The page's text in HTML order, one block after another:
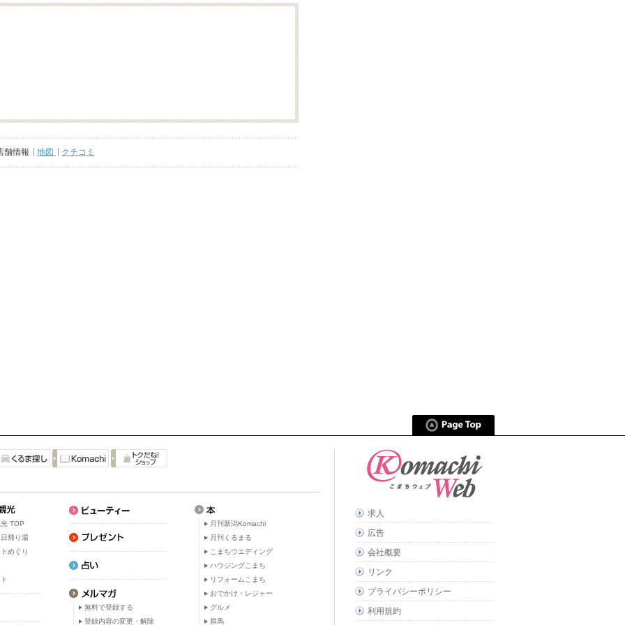
舗情報 地図 クチコミ
TOP
帰り湯
めぐり
無料で登録する
登録内容の変更・解除
月刊新潟Komachi
月刊くるまる
こまちウエディング
ハウジングこまち
リフォームこまち
おでかけ・レジャー
グルメ
群馬
求人
広告
会社概要
リンク
プライバシーポリシー
利用規約